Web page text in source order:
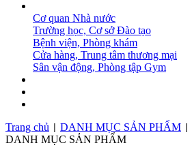
Cơ quan Nhà nước
Trường học, Cơ sở Đào tạo
Bệnh viện, Phòng khám
Cửa hàng, Trung tâm thương mại
Sân vận động, Phòng tập Gym
Trang chủ
DANH MỤC SẢN PHẨM
DANH MỤC SẢN PHẨM